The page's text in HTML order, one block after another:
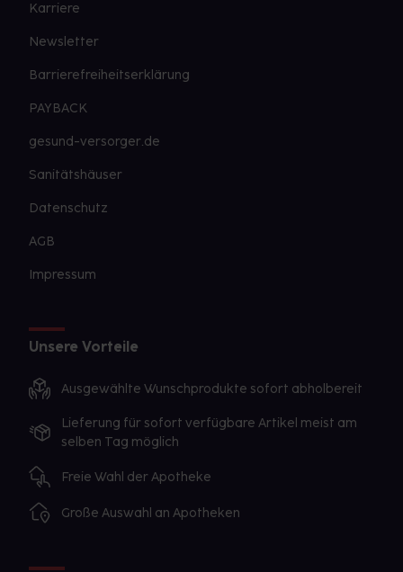
Karriere
Newsletter
Barrierefreiheitserklärung
PAYBACK
gesund-versorger.de
Sanitätshäuser
Datenschutz
AGB
Impressum
Unsere Vorteile
Ausgewählte Wunschprodukte sofort abholbereit
Lieferung für sofort verfügbare Artikel meist am
selben Tag möglich
Freie Wahl der Apotheke
Große Auswahl an Apotheken